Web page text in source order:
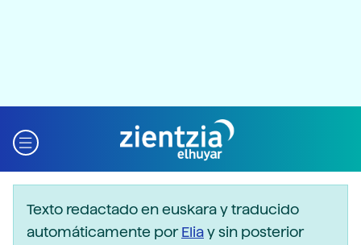
Texto redactado en euskara y traducido
automáticamente porEliay sin posterior